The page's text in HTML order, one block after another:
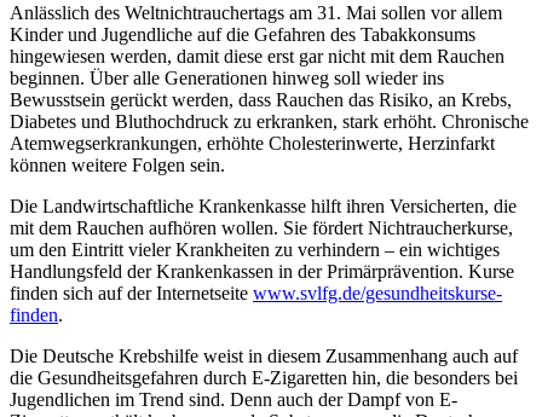
Anlässlich des Weltnichtrauchertags am 31. Mai sollen vor allem
Kinder und Jugendliche auf die Gefahren des Tabakkonsums
hingewiesen werden, damit diese erst gar nicht mit dem Rauchen
beginnen. Über alle Generationen hinweg soll wieder ins
Bewusstsein gerückt werden, dass Rauchen das Risiko, an Krebs,
Diabetes und Bluthochdruck zu erkranken, stark erhöht. Chronische
Atemwegserkrankungen, erhöhte Cholesterinwerte, Herzinfarkt
können weitere Folgen sein.
Die Landwirtschaftliche Krankenkasse hilft ihren Versicherten, die
mit dem Rauchen aufhören wollen. Sie fördert Nichtraucherkurse,
um den Eintritt vieler Krankheiten zu verhindern – ein wichtiges
Handlungsfeld der Krankenkassen in der Primärprävention. Kurse
finden sich auf der Internetseite www.svlfg.de/gesundheitskurse-
finden.
Die Deutsche Krebshilfe weist in diesem Zusammenhang auch auf
die Gesundheitsgefahren durch E-Zigaretten hin, die besonders bei
Jugendlichen im Trend sind. Denn auch der Dampf von E-